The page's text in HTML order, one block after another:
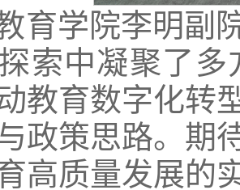
育学院李明副
索中凝聚了
教育数字化转
政策思路。期
高质量发展的